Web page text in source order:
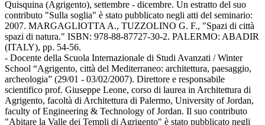
Quisquina (Agrigento), settembre - dicembre. Un estratto del suo
contributo "Sulla soglia" è stato pubblicato negli atti del seminario:
2007. MARGAGLIOTTA A., TUZZOLINO G. F., "Spazi di città
spazi di natura." ISBN: 978-88-87727-30-2. PALERMO: ABADIR
(ITALY), pp. 54-56.
- Docente della Scuola Internazionale di Studi Avanzati / Winter
School “Agrigento, città del Mediterraneo: architettura, paesaggio,
archeologia” (29/01 - 03/02/2007). Direttore e responsabile
scientifico prof. Giuseppe Leone, corso di laurea in Architettura di
Agrigento, facoltà di Architettura di Palermo, University of Jordan,
faculty of Engineering & Technology of Jordan. Il suo contributo
"Abitare la Valle dei Templi di Agrigento" è stato pubblicato negli